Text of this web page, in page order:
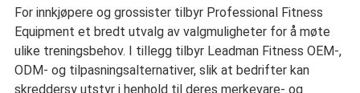
For innkjøpere og grossister tilbyr Professional Fitness
Equipment et bredt utvalg av valgmuligheter for å møte
ulike treningsbehov. I tillegg tilbyr Leadman Fitness OEM-,
ODM- og tilpasningsalternativer, slik at bedrifter kan
skreddersy utstyr i henhold til deres merkevare- og